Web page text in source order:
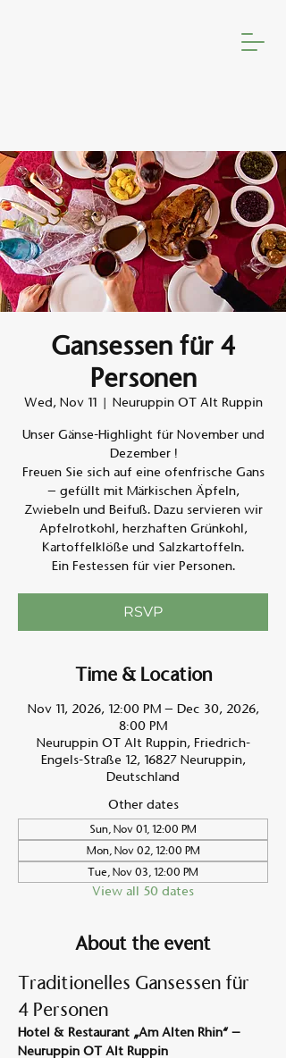
Gansessen für 4
Personen
Wed, Nov 11
  |
Neuruppin OT Alt Ruppin
Unser Gänse-Highlight für November und
Dezember !
Freuen Sie sich auf eine ofenfrische Gans
– gefüllt mit Märkischen Äpfeln,
Zwiebeln und Beifuß. Dazu servieren wir
Apfelrotkohl, herzhaften Grünkohl,
Kartoffelklöße und Salzkartoffeln.
Ein Festessen für vier Personen.
RSVP
Time & Location
Nov 11, 2026, 12:00 PM – Dec 30, 2026,
8:00 PM
Neuruppin OT Alt Ruppin, Friedrich-
Engels-Straße 12, 16827 Neuruppin,
Deutschland
Other dates
Sun, Nov 01, 12:00 PM
Mon, Nov 02, 12:00 PM
Tue, Nov 03, 12:00 PM
View all 50 dates
About the event
Traditionelles Gansessen für
4 Personen
Hotel & Restaurant „Am Alten Rhin“ –
Neuruppin OT Alt Ruppin